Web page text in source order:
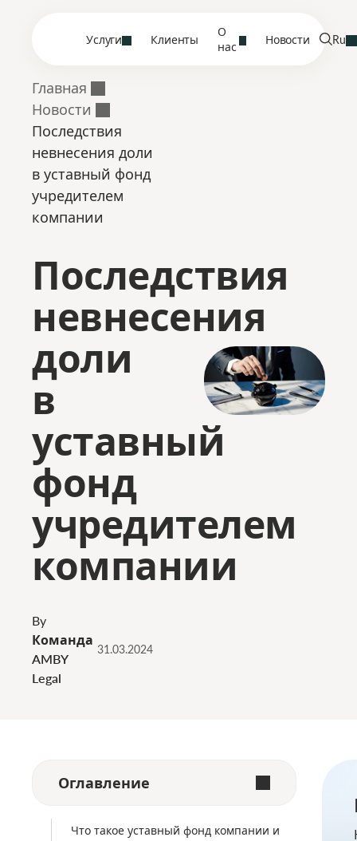
Услуги Клиенты
О
нас
Новости Ru
Главная
Новости
Последствия
невнесения доли
в уставный фонд
учредителем
компании
Последствия
невнесения
доли
в
уставный
фонд
учредителем
компании
By
Команда
AMBY
Legal
31.03.2024
Оглавление
Что такое уставный фонд компании и